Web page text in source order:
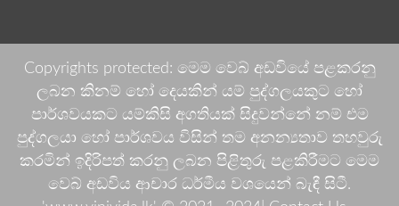
Copyrights protected: මෙම වෙබ් අඩවියේ පළකරනු
ලබන කිනම් හෝ දෙයකින් යම් පුද්ගලයකුට හෝ
පාර්ශවයකට යම්කිසි අගතියක් සිදුවන්නේ නම් එම
පුද්ගලයා හෝ පාර්ශවය විසින් තම අනන්‍යතාව තහවුරු
කරමින් ඉදිරිපත් කරනු ලබන පිළිතුරු පළකිරීමට මෙම
වෙබ් අඩවිය ආචාර ධර්මීය වශයෙන් බැඳී සිටී.